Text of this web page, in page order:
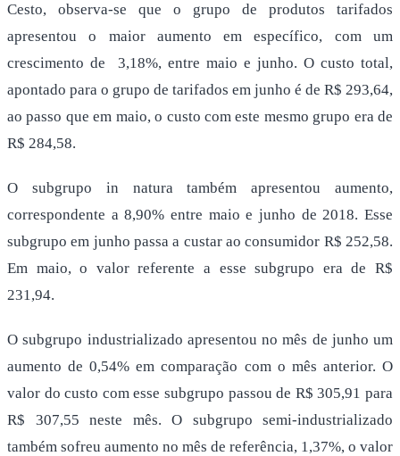
Cesto, observa-se que o grupo de produtos tarifados
apresentou o maior aumento em específico, com um
crescimento de 3,18%, entre maio e junho. O custo total,
apontado para o grupo de tarifados em junho é de R$ 293,64,
ao passo que em maio, o custo com este mesmo grupo era de
R$ 284,58.
O subgrupo in natura também apresentou aumento,
correspondente a 8,90% entre maio e junho de 2018. Esse
subgrupo em junho passa a custar ao consumidor R$ 252,58.
Em maio, o valor referente a esse subgrupo era de R$
231,94.
O subgrupo industrializado apresentou no mês de junho um
aumento de 0,54% em comparação com o mês anterior. O
valor do custo com esse subgrupo passou de R$ 305,91 para
R$ 307,55 neste mês. O subgrupo semi-industrializado
também sofreu aumento no mês de referência, 1,37%, o valor